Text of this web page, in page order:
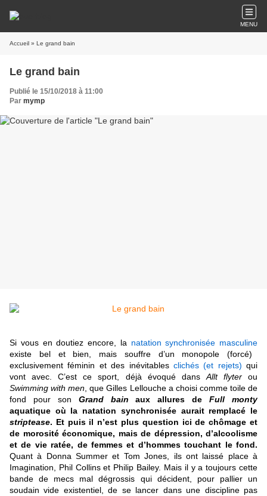
MENU
Accueil » Le grand bain
Le grand bain
Publié le 15/10/2018 à 11:00
Par mymp
Si vous en doutiez encore, la natation synchronisée masculine
existe bel et bien, mais souffre d’un monopole (forcé)
exclusivement féminin et des inévitables clichés (et rejets) qui
vont avec. C’est ce sport, déjà évoqué dans Allt flyterou
Swimming with men , que Gilles Lellouche a choisi comme toile de
fond pour son Grand bain aux allures deFull monty
aquatique où la natation synchronisée aurait remplacé le
striptease. Et puis il n’est plus question ici de chômage et
de morosité économique, mais de dépression, d’alcoolisme
et de vie ratée, de femmes et d’hommes touchant le fond.
Quant à Donna Summer et Tom Jones, ils ont laissé place à
Imagination, Phil Collins et Philip Bailey. Mais il y a toujours cette
bande de mecs mal dégrossis qui décident, pour pallier un
soudain vide existentiel, de se lancer dans une discipline pas